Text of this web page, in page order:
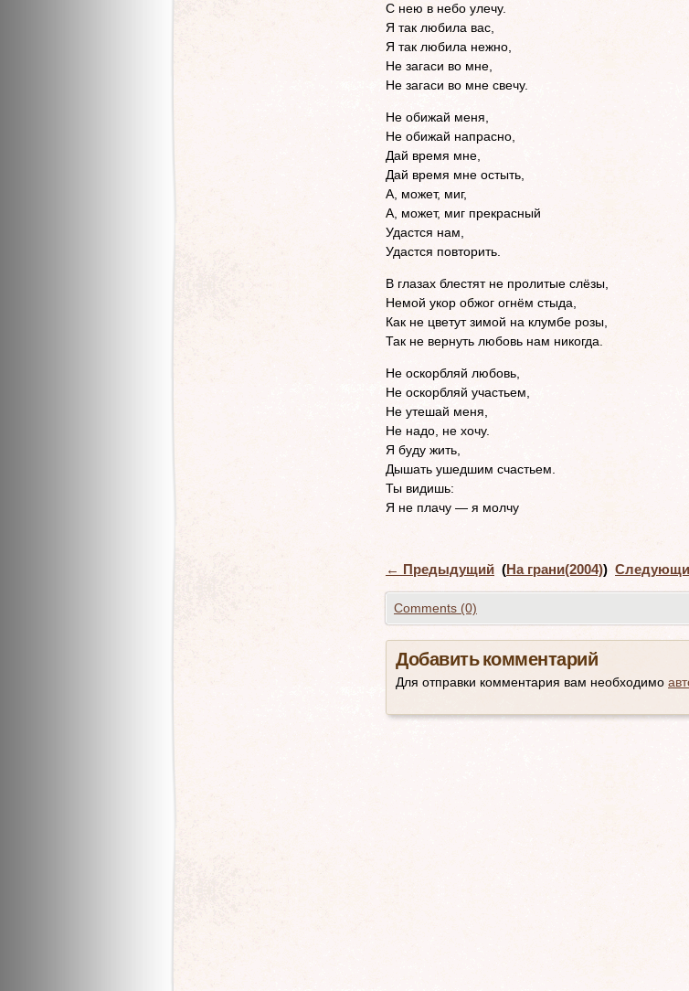
С нею в небо улечу.
Я так любила вас,
Я так любила нежно,
Не загаси во мне,
Не загаси во мне свечу.
Не обижай меня,
Не обижай напрасно,
Дай время мне,
Дай время мне остыть,
А, может, миг,
А, может, миг прекрасный
Удастся нам,
Удастся повторить.
В глазах блестят не пролитые слёзы,
Немой укор обжог огнём стыда,
Как не цветут зимой на клумбе розы,
Так не вернуть любовь нам никогда.
Не оскорбляй любовь,
Не оскорбляй участьем,
Не утешай меня,
Не надо, не хочу.
Я буду жить,
Дышать ушедшим счастьем.
Ты видишь:
Я не плачу — я молчу
← Предыдущий (На грани(2004))
Comments (0)
Добавить комментарий
Для отправки комментария вам необходимо